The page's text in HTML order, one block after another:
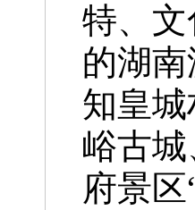
特、
的湖
知皇
峪古
府景